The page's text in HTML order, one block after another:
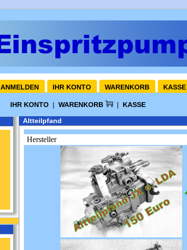
ANMELDEN IHR KONTO WARENKORB KASSE
IHR KONTO | WARENKORB | KASSE
Altteilpfand
Hersteller